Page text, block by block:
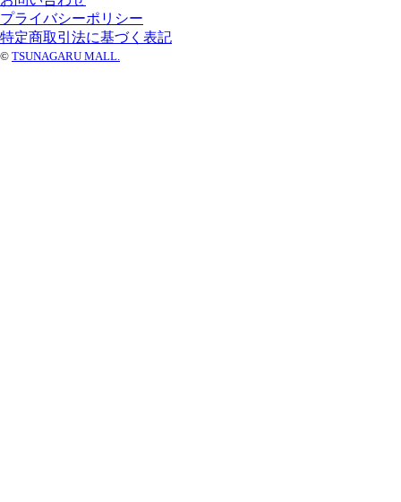
プライバシーポリシー
特定商取引法に基づく表記
© TSUNAGARU MALL.